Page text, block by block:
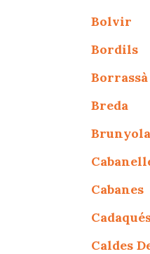
Bolvir
Bordils
Borrassà
Breda
Brunyola
Cabanes
Caldes